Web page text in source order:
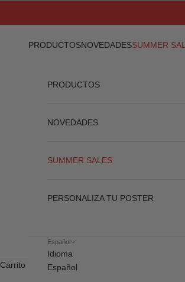
PRODUCTOSNOVEDADESSUMMER
PRODUCTOS
NOVEDADES
SUMMER SALES
PERSONALIZA TU POSTER
Español
Idioma
Español
Carrito